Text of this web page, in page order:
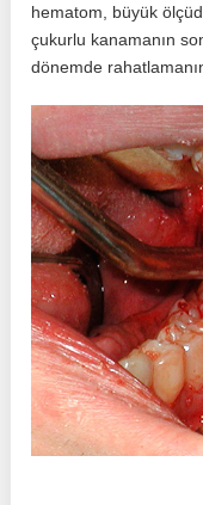
hematom, büyük
çukurlu kanamanın
dönemde